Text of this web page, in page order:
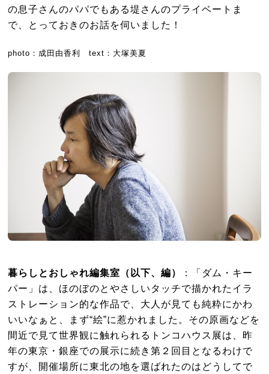
の息子さんのパパでもある堤さんのプライベートま
で、とっておきのお話を伺いました！
photo：成田由香利 text：大塚美夏
暮らしとおしゃれ編集室（以下、編）
：「ダム・キー
パー」は、ほのぼのとやさしいタッチで描かれたイラ
ストレーション的な作品で、大人が見ても純粋にかわ
いいなぁと、まず“絵”に惹かれました。その原画などを
間近で見て世界観に触れられるトンコハウス展は、昨
年の東京・銀座での展示に続き第２回目となるわけで
すが、開催場所に東北の地を選ばれたのはどうしてで